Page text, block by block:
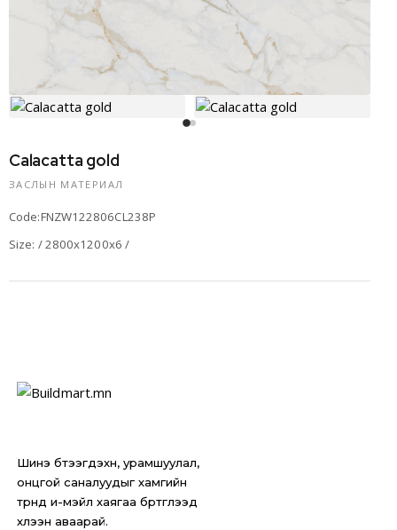
Calacatta gold
ЗАСЛЫН МАТЕРИАЛ
Code:FNZW122806CL238P
Size: / 2800x1200x6 /
Шинэ бүтээгдэхүүн, урамшуулал,
онцгой саналуудыг хамгийн
түрүүнд и-мэйл хаягаа бүртгүүлээд
хүлээн аваарай.